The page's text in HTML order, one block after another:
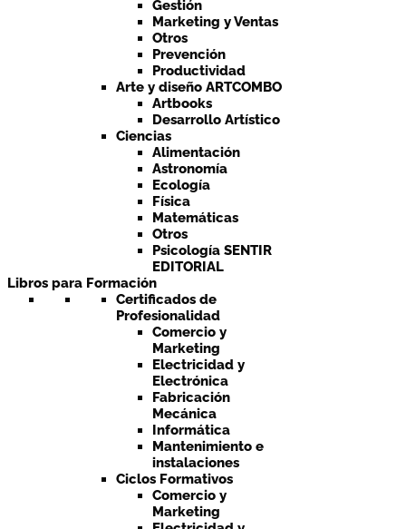
Gestión
Marketing y Ventas
Otros
Prevención
Productividad
Arte y diseño ARTCOMBO
Artbooks
Desarrollo Artístico
Ciencias
Alimentación
Astronomía
Ecología
Física
Matemáticas
Otros
Psicología SENTIR
EDITORIAL
Libros para Formación
Certificados de
Profesionalidad
Comercio y
Marketing
Electricidad y
Electrónica
Fabricación
Mecánica
Informática
Mantenimiento e
instalaciones
Ciclos Formativos
Comercio y
Marketing